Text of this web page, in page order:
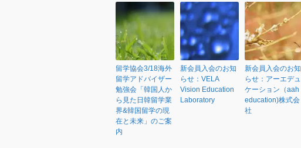
留学協会3/18海外
留学アドバイザー
勉強会「韓国人か
ら見た日韓留学業
界&韓国留学の現
在と未来」のご案
内
新会員入会のお知
らせ：VELA
Vision Education
Laboratory
新会員入会のお知
らせ：アーエデュ
ケーション（aah
education)株式会
社